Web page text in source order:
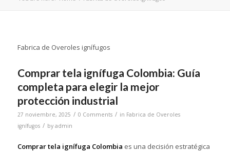
Fabrica de Overoles ignífugos
Comprar tela ignífuga Colombia: Guía
completa para elegir la mejor
protección industrial
27 noviembre, 2025 / 0 Comments / in Fabrica de Overoles
ignífugos / by admin
Comprar tela ignífuga Colombia es una decisión estratégica